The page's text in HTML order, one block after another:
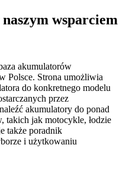
naszym wsparciem
akumulatorów
Polsce. Strona umożliwia
do konkretnego modelu
przez
akumulatory do ponad
takich jak motocykle, łodzie
także poradnik
i użytkowaniu